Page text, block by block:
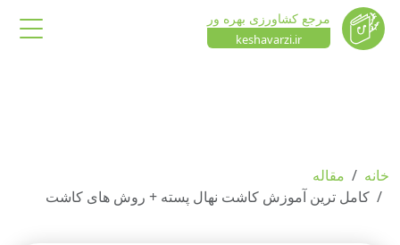
مرجع کشاورزی بهره ور
keshavarzi.ir
خانه
مقاله
کامل ترین آموزش کاشت نهال پسته + روش های کاشت